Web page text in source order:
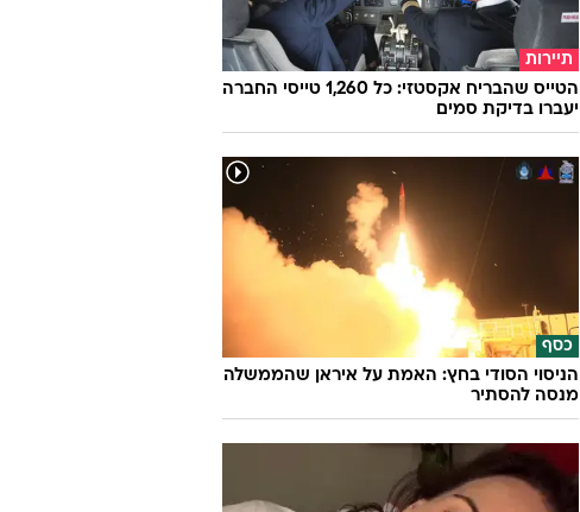
תיירות
הטייס שהבריח אקסטזי: כל 1,260 טייסי החברה
יעברו בדיקת סמים
כסף
הניסוי הסודי בחץ: האמת על איראן שהממשלה
מנסה להסתיר